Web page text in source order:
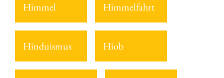
Himmel Himmelfahrt
Hinduismus Hiob